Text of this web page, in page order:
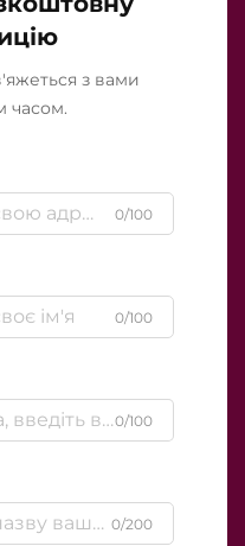
з вами
часом.
0/100
0/100
0/100
0/200